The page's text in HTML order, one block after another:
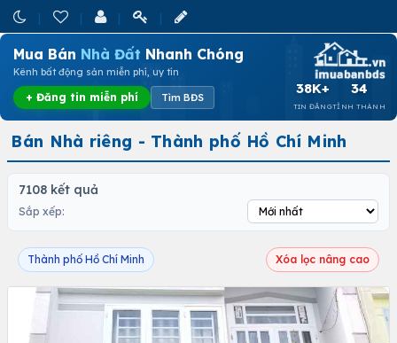
Mua Bán Nhà Đất Nhanh Chóng
Kênh bất động sản miễn phí, uy tín
+ Đăng tin miễn phí Tìm BĐS
38K+
TIN ĐĂNG
34
TỈNH THÀNH
Bán Nhà riêng - Thành phố Hồ Chí Minh
7108 kết quả
Sắp xếp:
Thành phố Hồ Chí Minh Xóa lọc nâng cao